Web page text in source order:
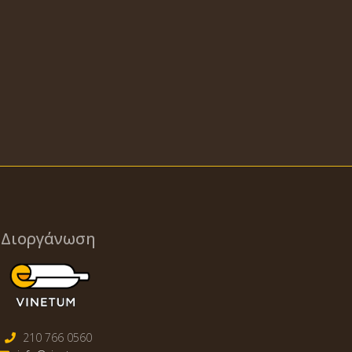
Διοργάνωση
210 766 0560